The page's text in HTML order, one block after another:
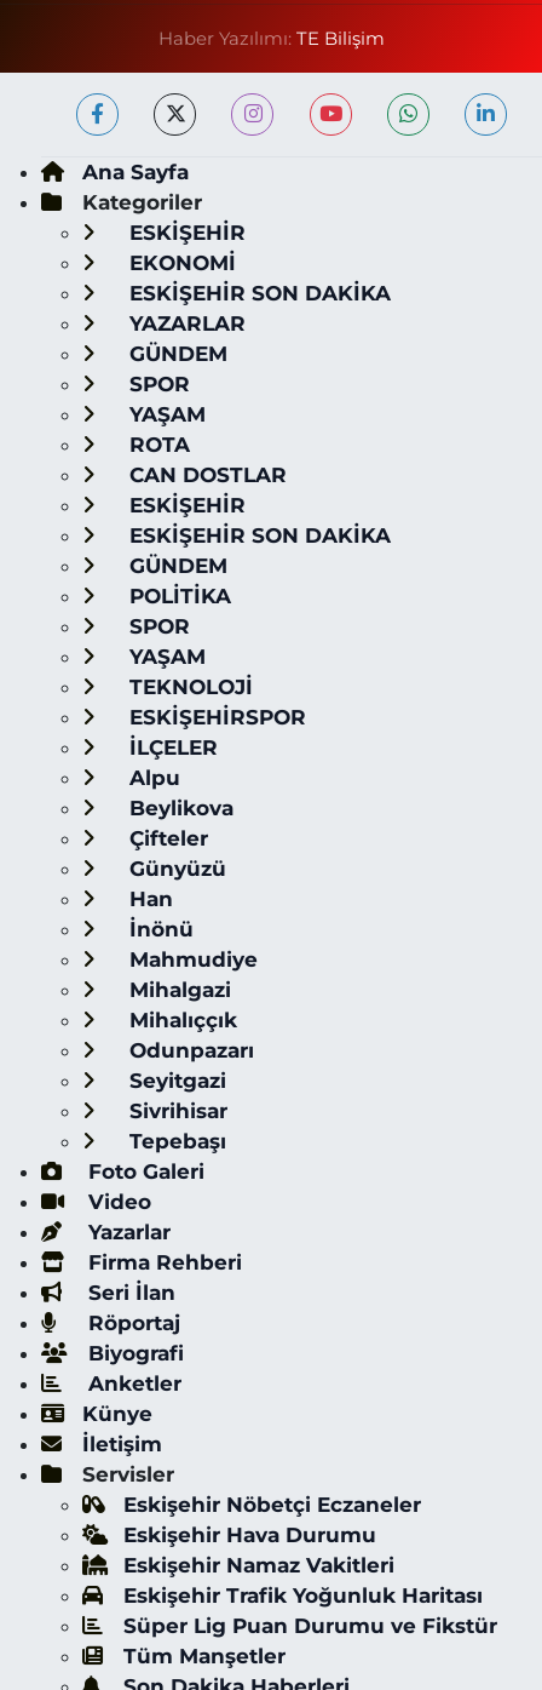
Haber Yazılımı: TE Bilişim
Ana Sayfa
Kategoriler
ESKİŞEHİR
EKONOMİ
ESKİŞEHİR SON DAKİKA
YAZARLAR
GÜNDEM
SPOR
YAŞAM
ROTA
CAN DOSTLAR
ESKİŞEHİR
ESKİŞEHİR SON DAKİKA
GÜNDEM
POLİTİKA
SPOR
YAŞAM
TEKNOLOJİ
ESKİŞEHİRSPOR
İLÇELER
Alpu
Beylikova
Çifteler
Günyüzü
Han
İnönü
Mahmudiye
Mihalgazi
Mihalıççık
Odunpazarı
Seyitgazi
Sivrihisar
Tepebaşı
Foto Galeri
Video
Yazarlar
Firma Rehberi
Seri İlan
Röportaj
Biyografi
Anketler
Künye
İletişim
Servisler
Eskişehir Nöbetçi Eczaneler
Eskişehir Hava Durumu
Eskişehir Namaz Vakitleri
Eskişehir Trafik Yoğunluk Haritası
Süper Lig Puan Durumu ve Fikstür
Tüm Manşetler